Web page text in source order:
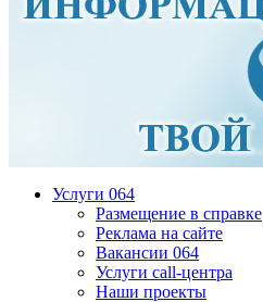
Услуги 064
Размещение в справке
Реклама на сайте
Вакансии 064
Услуги call-центра
Наши проекты